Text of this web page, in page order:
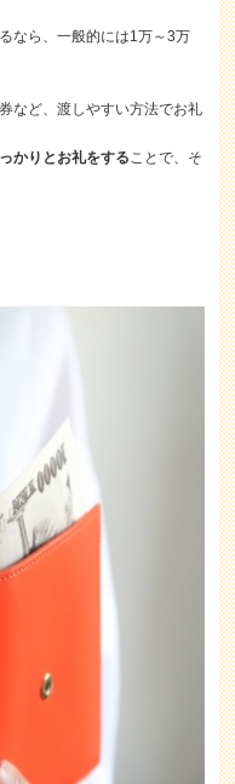
なら、一般的には1万～3万
など、渡しやすい方法でお礼
かりとお礼をすることで、そ